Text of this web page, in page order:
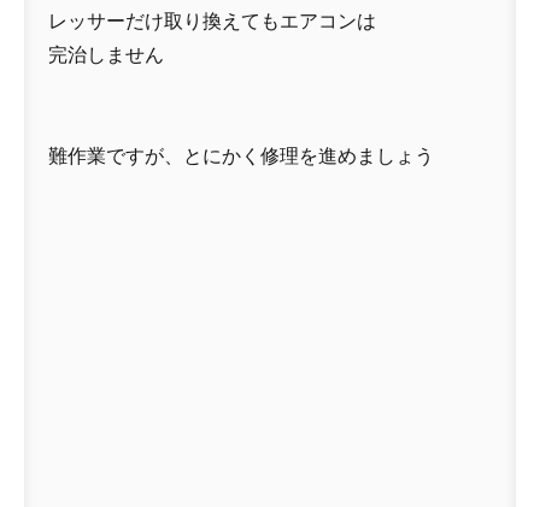
レッサーだけ取り換えてもエアコンは
完治しません
難作業ですが、とにかく修理を進めましょう